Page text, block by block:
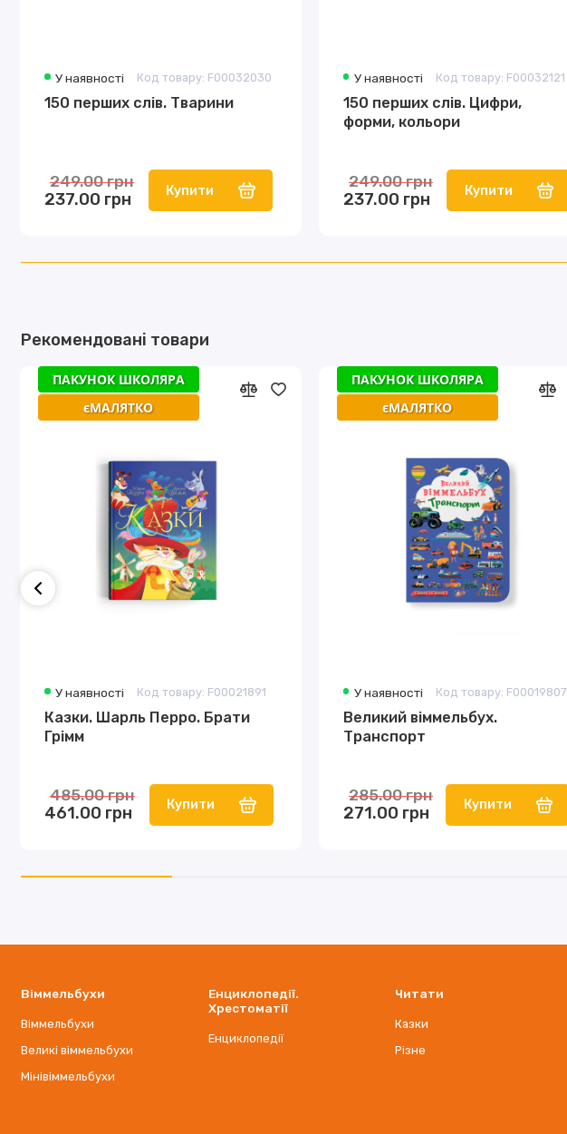
У наявності Код товару: F00032030
150 перших слів. Тварини
237.00 грн
249.00 грн Купити
У наявності Код товару: F00032121
150 перших слів. Цифри,
форми, кольори
237.00 грн
249.00 грн Купити
Рекомендовані товари
У наявності Код товару: F00021891
Казки. Шарль Перро. Брати
Грімм
ПАКУНОК ШКОЛЯРА
єМАЛЯТКО
461.00 грн
485.00 грн Купити
У наявності Код товару: F00019807
Великий віммельбух.
Транспорт
ПАКУНОК ШКОЛЯРА
єМАЛЯТКО
271.00 грн
285.00 грн Купити
Віммельбухи
Віммельбухи
Великі віммельбухи
Мінівіммельбухи
Енциклопедії.
Хрестоматії
Енциклопедії
Читати
Казки
Різне